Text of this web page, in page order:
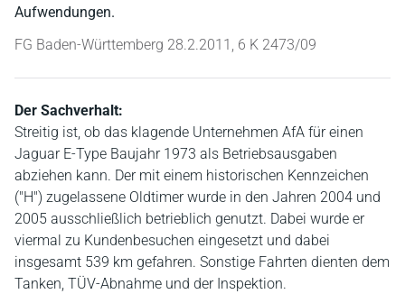
Aufwendungen.
FG Baden-Württemberg 28.2.2011, 6 K 2473/09
Der Sachverhalt:
Streitig ist, ob das klagende Unternehmen AfA für einen
Jaguar E-Type Baujahr 1973 als Betriebsausgaben
abziehen kann. Der mit einem historischen Kennzeichen
("H") zugelassene Oldtimer wurde in den Jahren 2004 und
2005 ausschließlich betrieblich genutzt. Dabei wurde er
viermal zu Kundenbesuchen eingesetzt und dabei
insgesamt 539 km gefahren. Sonstige Fahrten dienten dem
Tanken, TÜV-Abnahme und der Inspektion.